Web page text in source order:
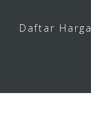
Daftar Harga